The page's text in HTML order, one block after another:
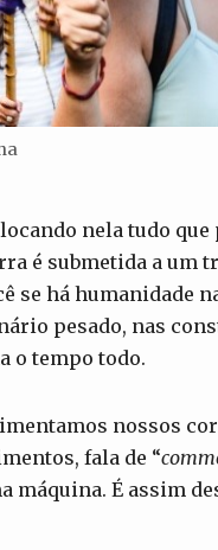
nela tudo
é submetida a um
se há humanidade
pesado, nas
o tempo todo.
nossos
fala de “
máquina. É assim